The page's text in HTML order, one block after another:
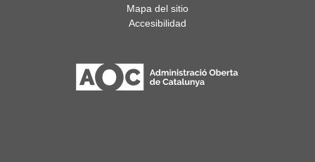
Mapa del sitio
Accesibilidad